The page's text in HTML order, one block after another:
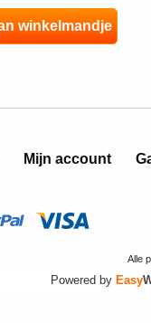
Mijn account
Alle
Powered by Easy